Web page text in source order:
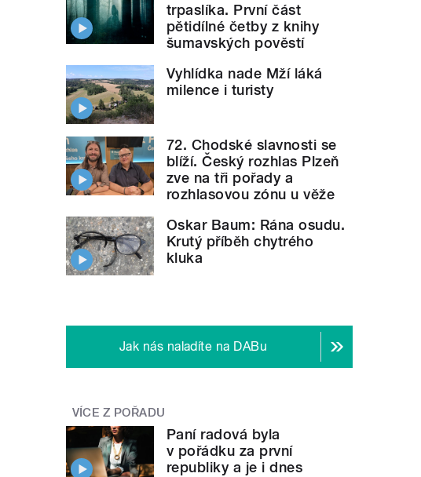
trpaslíka. První část
pětidílné četby z knihy
šumavských pověstí
Vyhlídka nade Mží láká
milence i turisty
72. Chodské slavnosti se
blíží. Český rozhlas Plzeň
zve na tři pořady a
rozhlasovou zónu u věže
Oskar Baum: Rána osudu.
Krutý příběh chytrého
kluka
Jak nás naladíte na DABu
VÍCE Z POŘADU
Paní radová byla
v pořádku za první
republiky a je i dnes